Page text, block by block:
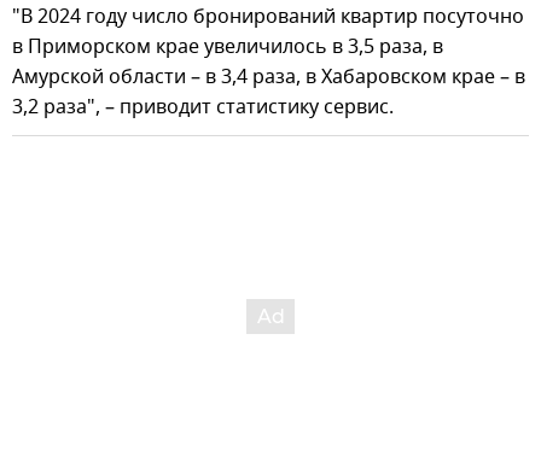
"В 2024 году число бронирований квартир посуточно
в Приморском крае увеличилось в 3,5 раза, в
Амурской области – в 3,4 раза, в Хабаровском крае – в
3,2 раза", – приводит статистику сервис.